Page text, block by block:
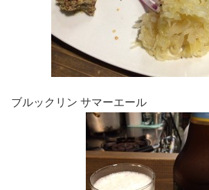
ブルックリン サマーエール